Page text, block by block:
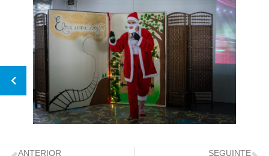
ANTERIOR SEGUINTE